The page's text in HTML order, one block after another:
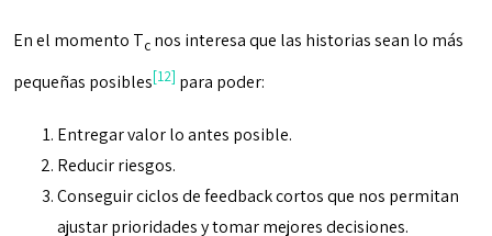
En el momento Tc nos interesa que las historias sean lo más
pequeñas posibles[12] para poder:
Entregar valor lo antes posible.
Reducir riesgos.
Conseguir ciclos de feedback cortos que nos permitan
ajustar prioridades y tomar mejores decisiones.